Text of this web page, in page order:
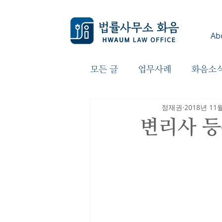
모든 글 업무사례 화음소
변리사
정재권 2018년 11